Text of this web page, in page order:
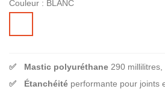
Couleur : BLANC
Mastic polyuréthane 290
Étanchéité performante pour joints